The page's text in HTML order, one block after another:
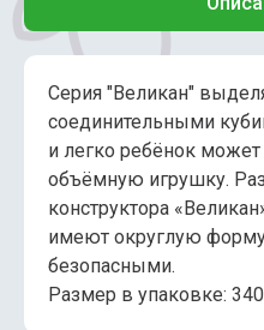
Серия "Великан"
соединительными
и легко ребёнок может
объёмную игрушку.
конструктора
имеют округлую
безопасными.
Размер в упаковке: